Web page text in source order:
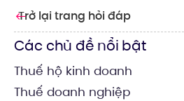
Trở lại trang hỏi đáp
Các chủ đề nổi bật
Thuế hộ kinh doanh
Thuế doanh nghiệp